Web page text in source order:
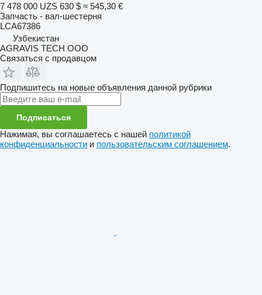
7 478 000 UZS 630 $ ≈ 545,30 €
Запчасть - вал-шестерня
LCA67386
Узбекистан
AGRAVIS TECH ООО
Связаться с продавцом
Подпишитесь на новые объявления данной рубрики
Подписаться
Нажимая, вы соглашаетесь с нашей политикой
конфиденциальности и пользовательским соглашением.